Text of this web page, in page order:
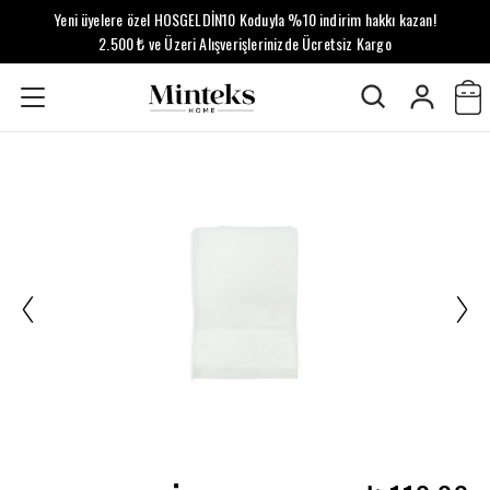
Yeni üyelere özel HOSGELDİN10 Koduyla %10 indirim hakkı kazan!
2.500 ₺ ve Üzeri Alışverişlerinizde Ücretsiz Kargo